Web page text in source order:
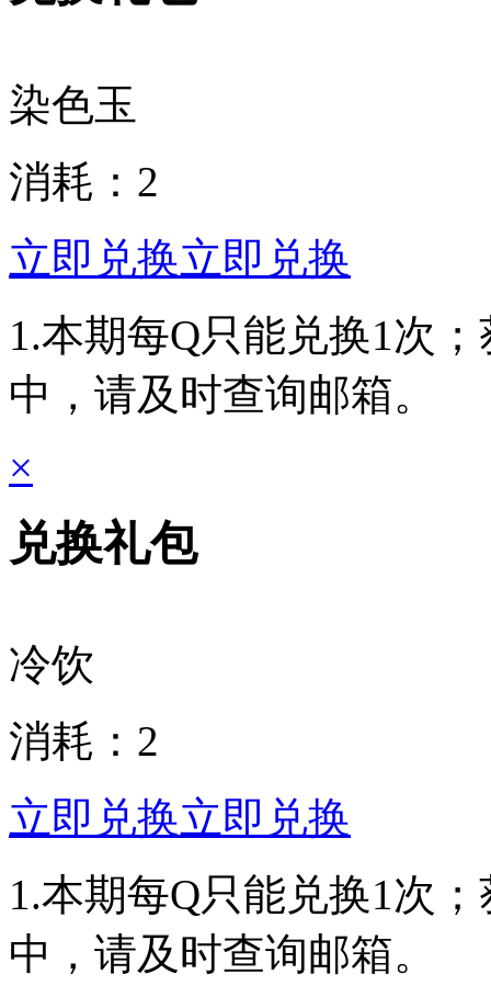
染色玉
消耗： 2
立即兑换立即兑换
1.本期每Q只能兑换1次
中，请及时查询邮箱。
×
兑换礼包
冷饮
消耗： 2
立即兑换立即兑换
1.本期每Q只能兑换1次
中，请及时查询邮箱。